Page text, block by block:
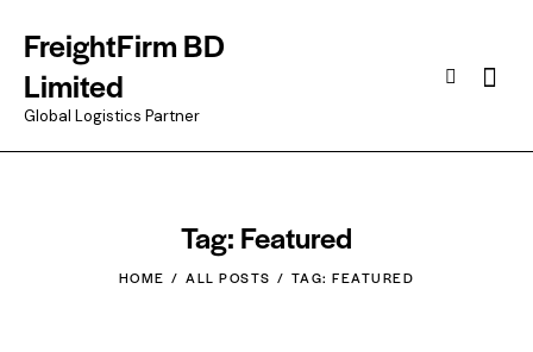
FreightFirm BD
Limited
Global Logistics Partner
Tag: Featured
HOME ALL POSTS TAG: FEATURED